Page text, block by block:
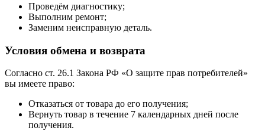
Проведём диагностику;
Выполним ремонт;
Заменим неисправную деталь.
Условия обмена и возврата
Согласно ст. 26.1 Закона РФ «О защите прав потребителей»
вы имеете право:
Отказаться от товара до его получения;
Вернуть товар в течение 7 календарных дней после
получения.